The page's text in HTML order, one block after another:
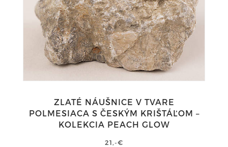
ZLATÉ NÁUŠNICE V TVARE
POLMESIACA S ČESKÝM KRIŠTÁĽOM –
KOLEKCIA PEACH GLOW
21,-€